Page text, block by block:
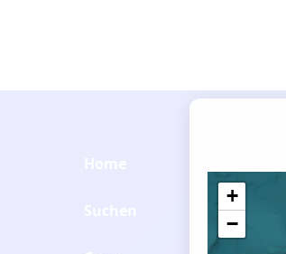
+
−